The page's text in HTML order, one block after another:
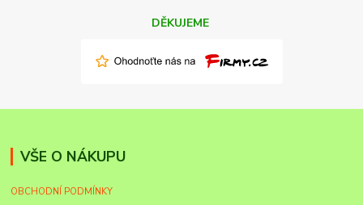
DĚKUJEME
VŠE O NÁKUPU
OBCHODNÍ PODMÍNKY